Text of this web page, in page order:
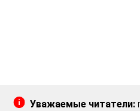
Уважаемые читатели: